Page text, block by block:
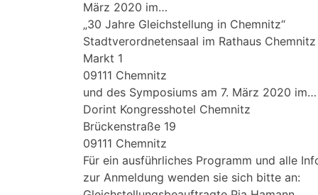
März 2020 im…
„30 Jahre Gleichstellung in Chemnitz“
Stadtverordnetensaal im Rathaus Chemnitz
Markt 1
09111 Chemnitz
und des Symposiums am 7. März 2020 im…
Dorint Kongresshotel Chemnitz
Brückenstraße 19
09111 Chemnitz
Für ein ausführliches Programm und alle
zur Anmeldung wenden sie sich bitte an: